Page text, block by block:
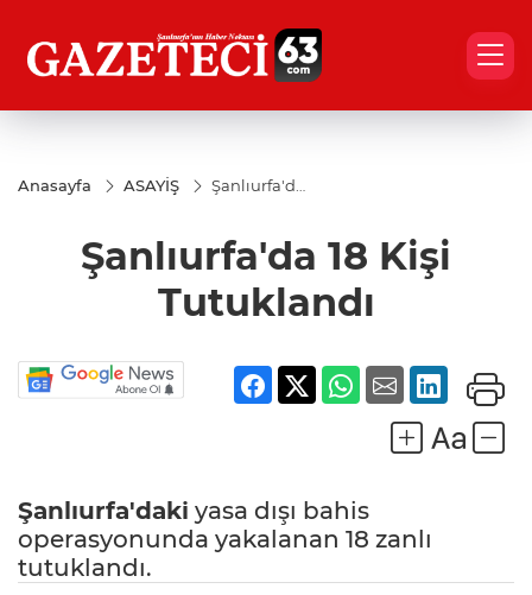
Anasayfa ASAYİŞ
Şanlıurfa'da
Şanlıurfa'da 18 Kişi
Tutuklandı
Şanlıurfa'daki yasa dışı bahis
operasyonunda yakalanan 18 zanlı
tutuklandı.